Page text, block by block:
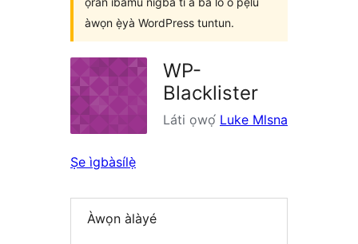
àwọn ẹ̀yà WordPress tuntun.
WP-
Blacklister
Láti ọwọ́ Luke Mlsna
Ṣe ìgbàsílẹ̀
Àwọn àlàyé